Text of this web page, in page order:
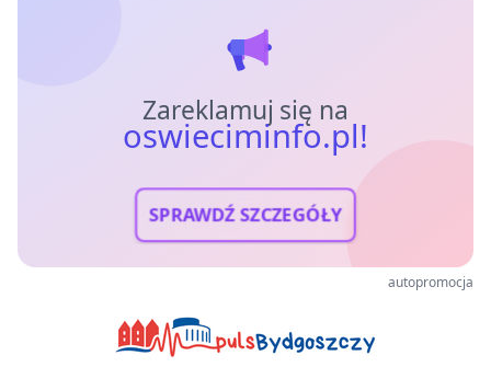
Zareklamuj się na
oswieciminfo.pl!
SPRAWDŹ SZCZEGÓŁY
autopromocja